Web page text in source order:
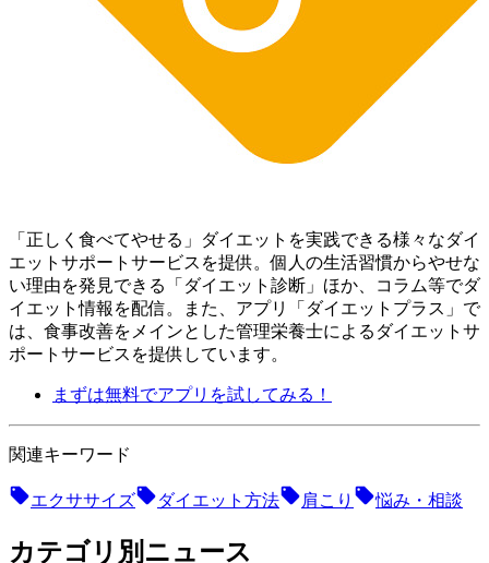
「正しく食べてやせる」ダイエットを実践できる様々なダイ
エットサポートサービスを提供。個人の生活習慣からやせな
い理由を発見できる「ダイエット診断」ほか、コラム等でダ
イエット情報を配信。 また、アプリ「ダイエットプラス」で
は、食事改善をメインとした管理栄養士によるダイエットサ
ポートサービスを提供しています。
まずは無料でアプリを試してみる！
関連キーワード
エクササイズ ダイエット方法 肩こり 悩み・相談
カテゴリ別ニュース